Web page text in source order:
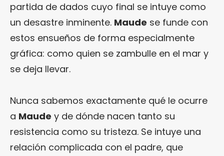
partida de dados cuyo final se intuye como
un desastre inminente. Maude se funde con
estos ensueños de forma especialmente
gráfica: como quien se zambulle en el mar y
se deja llevar.
Nunca sabemos exactamente qué le ocurre
a Maude y de dónde nacen tanto su
resistencia como su tristeza. Se intuye una
relación complicada con el padre, que